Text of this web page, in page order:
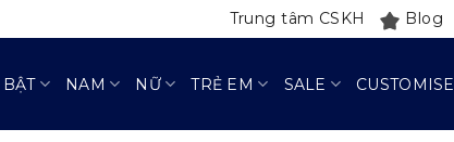
Trung tâm CSKH Blog
NAM NỮ TRẺ EM SALE CUSTOMISE